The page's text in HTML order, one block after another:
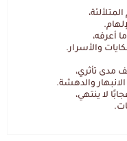
أعرفه،
والأسرار.
مدى تأثري،
والدهشة.
لا ينتهي،